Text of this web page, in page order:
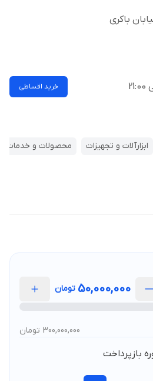
خرید اقساطی
ابزارآلات و تجهیزات محصولات و خدمات
50,000,000 تومان
300,000,000 تومان
بازپرداخت